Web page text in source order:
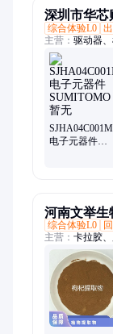
深圳市华芯
综合体验L0
主营： 驱动器
频开关ic、仪
器、精密放大
程门阵列、接
电子元器件
河南文举生
综合体验L0
主营： 卡拉胶
胶、海藻酸钠
素、酪蛋白酸